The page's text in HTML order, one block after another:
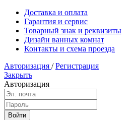
Доставка и оплата
Гарантия и сервис
Товарный знак и реквизиты
Дизайн ванных комнат
Контакты и схема проезда
Авторизация / Регистрация
Закрыть
Авторизация